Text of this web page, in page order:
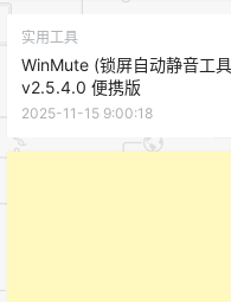
实用工具
WinMute (锁屏自动静音工
v2.5.4.0 便携版
2025-11-15 9:00:18